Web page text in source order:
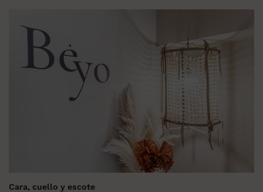
Cara, cuello y escote